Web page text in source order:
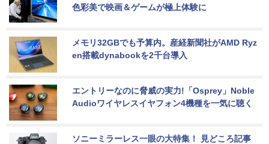
色彩美で映画＆ゲームが極上体験に
メモリ32GBでも予算内。産経新聞社がAMD Ryz
en搭載dynabookを2千台導入
エントリーなのに脅威の実力!「Osprey」Noble
Audioワイヤレスイヤフォン4機種を一気に聴く
ソニーミラーレス一眼の大特集！ 見どころ記事